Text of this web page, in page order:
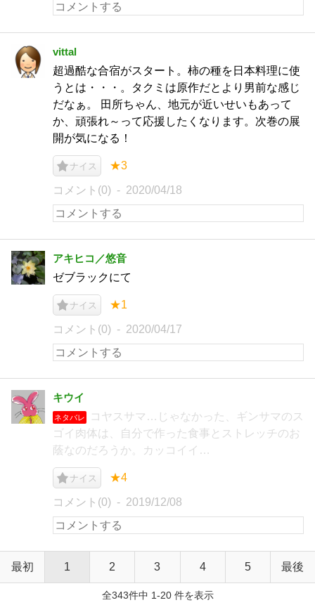
vittal
超過酷な合宿がスタート。柿の種を日本料理に使
うとは・・・。タクミは原作だとより男前な感じ
だなぁ。 田所ちゃん、地元が近いせいもあって
か、頑張れ～って応援したくなります。次巻の展
開が気になる！
ナイス ★3
コメント(0) 2020/04/18
アキヒコ／悠音
ゼブラックにて
ナイス ★1
コメント(0) 2020/04/17
キウイ
ネタバレ
コヤスサマ…じゃなかった、ギンサマのス
ゴイ肉体は、自分で作った食事とストレッチのお
蔭なのだろうか。カッコイイ…
ナイス ★4
コメント(0) 2019/12/08
最初 1 2 3 4 5 最後
全343件中 1-20 件を表示